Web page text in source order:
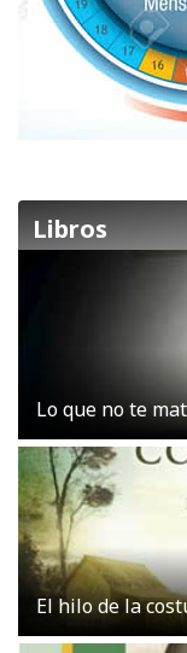
Libros
Lo que no te
El hilo de la